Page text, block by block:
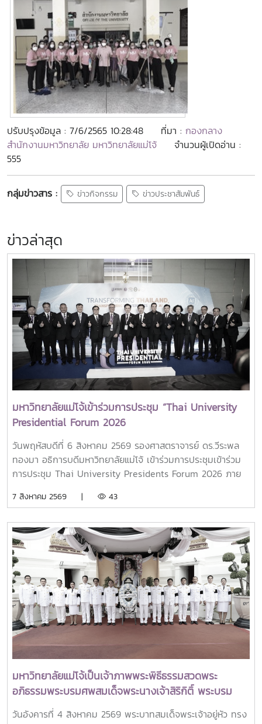
ปรับปรุงข้อมูล : 7/6/2565 10:28:48 ที่มา : กองกลาง
สำนักงานมหาวิทยาลัย มหาวิทยาลัยแม่โจ้
จำนวนผู้เปิดอ่าน :
555
กลุ่มข่าวสาร : ข่าวกิจกรรม ข่าวประชาสัมพันธ์
ข่าวล่าสุด
มหาวิทยาลัยแม่โจ้เข้าร่วมการประชุม “Thai University
Presidential Forum 2026
วันพฤหัสบดีที่ 6 สิงหาคม 2569 รองศาสตราจารย์ ดร.วีระพล
ทองมา อธิการบดีมหาวิทยาลัยแม่โจ้ เข้าร่วมการประชุมเข้าร่วม
การประชุม Thai University Presidents Forum 2026 ภาย
ได้รับเกียรติจาก ศาสตราจารย์ ดร.ยศชนัน วงศ์สวัสดิ์ รองนายก
วิทยาศาสตร์ วิจัยและนวัตกรรม เป็นประธานเปิดงาน ณ โรงแรม
เซ็นทารา แกรนด์ แอท เซ็นทรัลพลาซ่าลาดพร้าว กทม.สำหรับ
การประชุม Thai University Presidential Forum 2026 มี
นายดนุพร ปุณณกันต์ ผู้ช่วยรัฐมนตรีประจำกระทรวง อว.
ทพญ.ศรีญาดา ปาลิมาพันธ์ ที่ปรึกษา รมว.อว. ศ.ดร.ศุภชัย
ปทุมนากุล ปลัดกระทรวง อว. ดร.พันธุ์เพิ่มศักดิ์ อารุณี รองปลัด
กระทรวง อว. นางศรินยา สาขากร ผู้ช่วยปลัดกระทรวง อว.
คณะผู้บริหารหน่วยงานในกระทรวง อว. Professor Tan Eng
Chye, President, National University of Singapore
Professor Yang Bin , Vice Chancellor, Tsinghua
University Council Professor Tan Eng Chye อธิการบดี
มหาวิทยาลัยแห่งชาติสิงคโปร์ Professor Yang Bin รองประธาน
สภามหาวิทยาลัยชิงหวา ตลอดจนประธานที่ประชุมอธิการบดี ทั้ง
4 แห่ง ได้แก่ ที่ประชุมอธิการบดีแห่งประเทศไทย (ทปอ.) ที่ประชุม
7 สิงหาคม 2569 | 43
มหาวิทยาลัยแม่โจ้เป็นเจ้าภาพพระพิธีธรรมสวดพระ
อภิธรรมพระบรมศพสมเด็จพระนางเจ้าสิริกิติ์ พระบรม
ราชินีนาถ พระบรมราชชนนีพันปีหลวง พร้อมเข้ากราบ
วันอังคารที่ 4 สิงหาคม 2569 พระบาทสมเด็จพระเจ้าอยู่หัว ทรง